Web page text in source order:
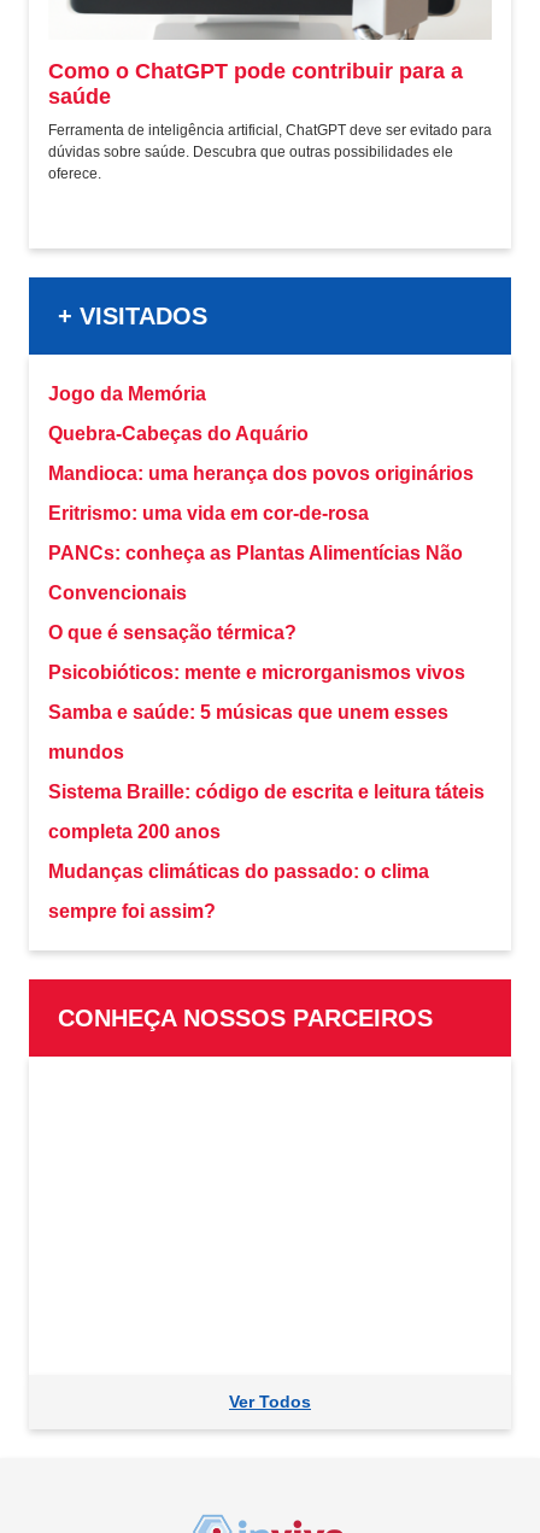
Como o ChatGPT pode contribuir para a
saúde
Ferramenta de inteligência artificial, ChatGPT deve ser evitado para
dúvidas sobre saúde. Descubra que outras possibilidades ele
oferece.
+ VISITADOS
Jogo da Memória
Quebra-Cabeças do Aquário
Mandioca: uma herança dos povos originários
Eritrismo: uma vida em cor-de-rosa
PANCs: conheça as Plantas Alimentícias Não
Convencionais
O que é sensação térmica?
Psicobióticos: mente e microrganismos vivos
Samba e saúde: 5 músicas que unem esses
mundos
Sistema Braille: código de escrita e leitura táteis
completa 200 anos
Mudanças climáticas do passado: o clima
sempre foi assim?
CONHEÇA NOSSOS PARCEIROS
Ver Todos